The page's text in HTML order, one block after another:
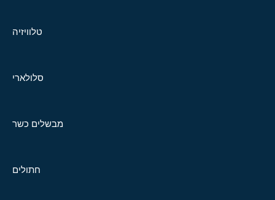
טלוויזיה
סלולארי
מבשלים כשר
חתולים